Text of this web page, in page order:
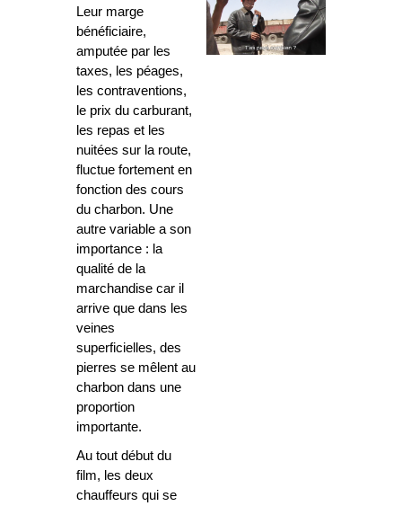
Leur marge
bénéficiaire,
amputée par les
taxes, les péages,
les contraventions,
le prix du carburant,
les repas et les
nuitées sur la route,
fluctue fortement en
fonction des cours
du charbon. Une
autre variable a son
importance : la
qualité de la
marchandise car il
arrive que dans les
veines
superficielles, des
pierres se mêlent au
charbon dans une
proportion
importante.
Au tout début du
film, les deux
chauffeurs qui se